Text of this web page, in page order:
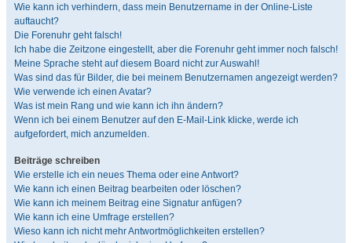
Wie kann ich verhindern, dass mein Benutzername in der Online-Liste
auftaucht?
Die Forenuhr geht falsch!
Ich habe die Zeitzone eingestellt, aber die Forenuhr geht immer noch falsch!
Meine Sprache steht auf diesem Board nicht zur Auswahl!
Was sind das für Bilder, die bei meinem Benutzernamen angezeigt werden?
Wie verwende ich einen Avatar?
Was ist mein Rang und wie kann ich ihn ändern?
Wenn ich bei einem Benutzer auf den E-Mail-Link klicke, werde ich
aufgefordert, mich anzumelden.
Beiträge schreiben
Wie erstelle ich ein neues Thema oder eine Antwort?
Wie kann ich einen Beitrag bearbeiten oder löschen?
Wie kann ich meinem Beitrag eine Signatur anfügen?
Wie kann ich eine Umfrage erstellen?
Wieso kann ich nicht mehr Antwortmöglichkeiten erstellen?